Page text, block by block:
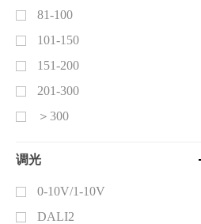
81-100
101-150
151-200
201-300
＞300
调光
0-10V/1-10V
DALI2